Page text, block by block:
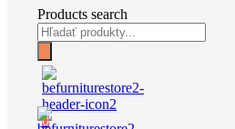
Products search
0